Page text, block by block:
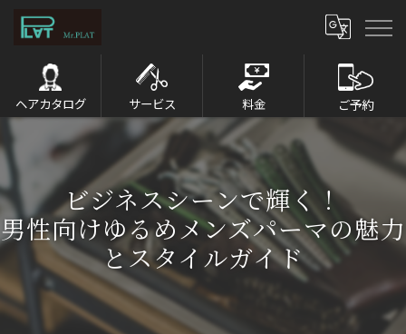
ヘアカタログ サービス 料金 ご予約
ビジネスシーンで輝く！
男性向けゆるめメンズパーマの魅力
とスタイルガイド